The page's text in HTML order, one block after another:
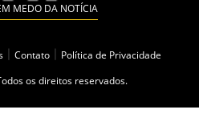
MEDO DA NOTÍCIA
Contato
Política de Privacidade
os direitos reservados.